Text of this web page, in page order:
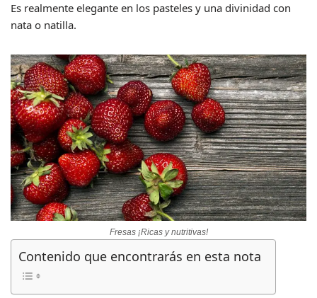
Es realmente elegante en los pasteles y una divinidad con
nata o natilla.
Fresas ¡Ricas y nutritivas!
Contenido que encontrarás en esta nota